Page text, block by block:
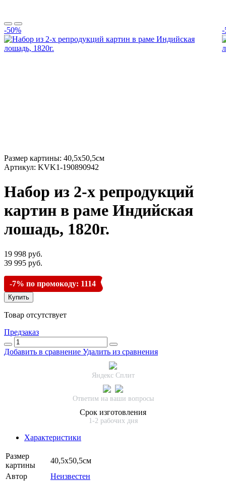
-50% -
Размер картины: 40,5х50,5см
Артикул: KVK1-190890942
Набор из 2-х репродукций
картин в раме Индийская
лошадь, 1820г.
19 998 руб.
39 995 руб.
-7% по промокоду: 1114
Купить
Товар отсутствует
Предзаказ
Добавить в сравнение Удалить из сравнения
Яндекс Сплит
Ответим на ваши вопросы
Срок изготовления
1-2 рабочих дня
Характеристики
Размер
картины
40,5х50,5см
Автор
Неизвестен